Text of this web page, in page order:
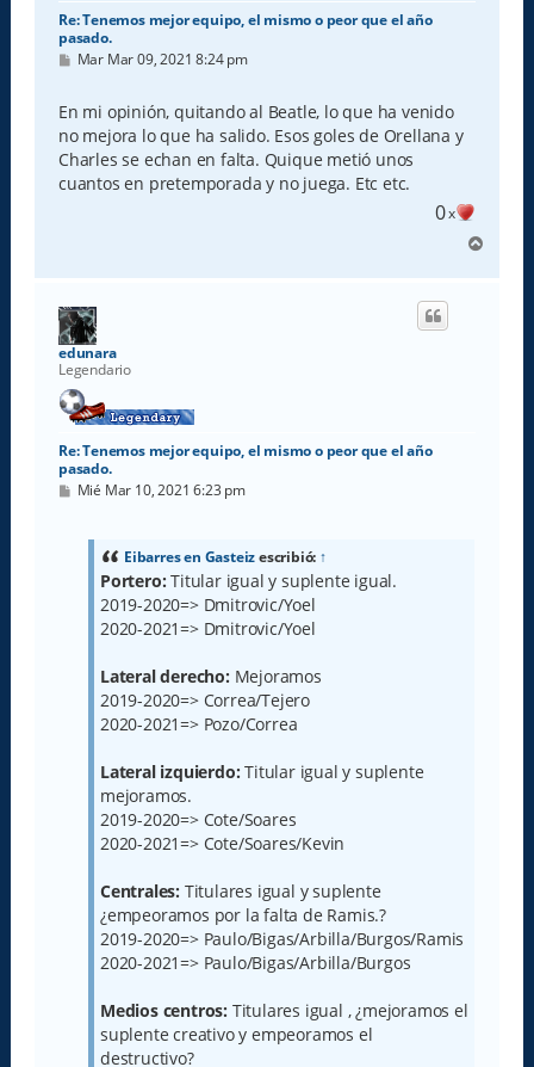
Re: Tenemos mejor equipo, el mismo o peor que el año
pasado.
M
s
a
j
e
Mar Mar 09, 2021 8:24 pm
En mi opinión, quitando al Beatle, lo que ha venido
no mejora lo que ha salido. Esos goles de Orellana y
Charles se echan en falta. Quique metió unos
cuantos en pretemporada y no juega. Etc etc.
0x
r
edunara
Legendario
Re: Tenemos mejor equipo, el mismo o peor que el año
pasado.
M
Mié Mar 10, 2021 6:23 pm
Eibarres en Gasteizescribió: ↑
Portero: Titular igual y suplente igual.
2019-2020=> Dmitrovic/Yoel
2020-2021=> Dmitrovic/Yoel
Lateral derecho: Mejoramos
2019-2020=> Correa/Tejero
2020-2021=> Pozo/Correa
Lateral izquierdo: Titular igual y suplente
mejoramos.
2019-2020=> Cote/Soares
2020-2021=> Cote/Soares/Kevin
Centrales: Titulares igual y suplente
¿empeoramos por la falta de Ramis.?
2019-2020=> Paulo/Bigas/Arbilla/Burgos/Ramis
2020-2021=> Paulo/Bigas/Arbilla/Burgos
Medios centros: Titulares igual , ¿mejoramos el
suplente creativo y empeoramos el
destructivo?